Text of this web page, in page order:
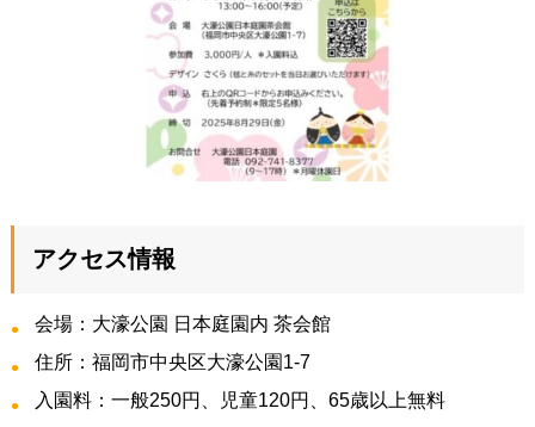
アクセス情報
会場：大濠公園 日本庭園内 茶会館
住所：福岡市中央区大濠公園1-7
入園料：一般250円、児童120円、65歳以上無料